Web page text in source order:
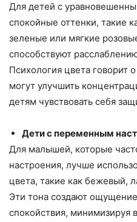
Для детей с
спокойные оттенки, такие
зеленые или мягкие
способствуют
Психология цвета говорит
могут улучшить
детям чувствовать себя
Дети с переменным
Для малышей, которые
настроения, лучше
цвета, такие как бежевый,
Эти тона создают
спокойствия, минимизируя